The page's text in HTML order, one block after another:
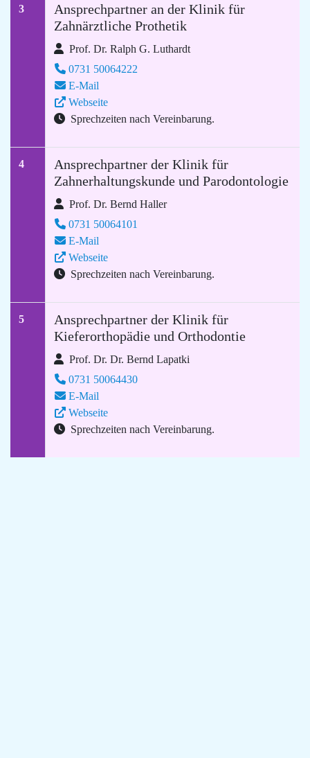
3
Ansprechpartner an der Klinik für
Zahnärztliche Prothetik
Prof. Dr. Ralph G. Luthardt
0731 50064222
E-Mail
Webseite
Sprechzeiten nach Vereinbarung.
4
Ansprechpartner der Klinik für
Zahnerhaltungskunde und Parodontologie
Prof. Dr. Bernd Haller
0731 50064101
E-Mail
Webseite
Sprechzeiten nach Vereinbarung.
5
Ansprechpartner der Klinik für
Kieferorthopädie und Orthodontie
Prof. Dr. Dr. Bernd Lapatki
0731 50064430
E-Mail
Webseite
Sprechzeiten nach Vereinbarung.